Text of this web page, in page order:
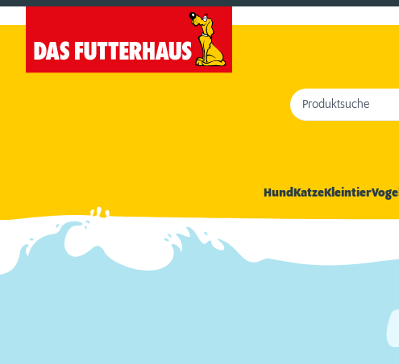
Produktsuche
HundKatzeKleintierVogel